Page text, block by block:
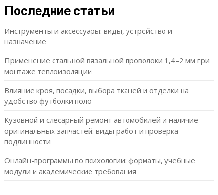
Последние статьи
Инструменты и аксессуары: виды, устройство и
назначение
Применение стальной вязальной проволоки 1,4–2 мм при
монтаже теплоизоляции
Влияние кроя, посадки, выбора тканей и отделки на
удобство футболки поло
Кузовной и слесарный ремонт автомобилей и наличие
оригинальных запчастей: виды работ и проверка
подлинности
Онлайн-программы по психологии: форматы, учебные
модули и академические требования